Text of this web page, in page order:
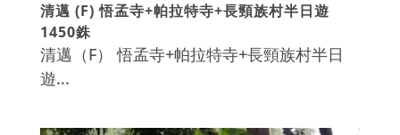
清邁 (F) 悟孟寺+帕拉特寺+長頸族村半日遊
1450銖
清邁（F） 悟孟寺+帕拉特寺+長頸族村半日
遊...